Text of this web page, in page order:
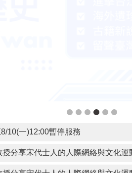
10(一)12:00暫停服務
分享宋代士人的人際網絡與文化運